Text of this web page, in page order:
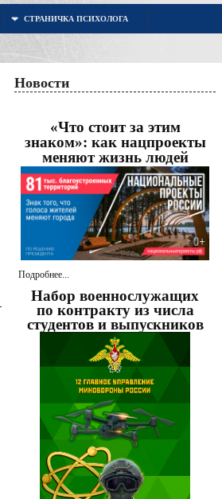
СТРАНИЧКА ПСИХОЛОГА
Новости
«Что стоит за этим
знаком»: как нацпроекты
меняют жизнь людей
Подробнее...
Набор военнослужащих
по контракту из числа
студентов и выпускников